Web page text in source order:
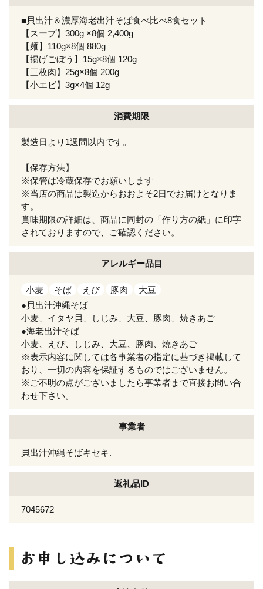
■貝出汁＆濃厚海老出汁そば食べ比べ8食セット
【スープ】300g ×8個 2,400g
【麺】110g×8個 880g
【揚げごぼう】15g×8個 120g
【三枚肉】25g×8個 200g
【小エビ】3g×4個 12g
消費期限
製造日より1週間以内です。
【保存方法】
※保管は冷蔵保存でお願いします
※当店の商品は製造からおおよそ2日でお届けとなりま
す。
賞味期限の詳細は、商品に同封の「作り方の紙」に印字
されておりますので、ご確認ください。
アレルギー品目
小麦 そば えび 豚肉
大豆
●貝出汁沖縄そば
小麦、イタヤ貝、しじみ、大豆、豚肉、焼きあご
●海老出汁そば
小麦、えび、しじみ、大豆、豚肉、焼きあご
※表示内容に関しては各事業者の指定に基づき掲載して
おり、一切の内容を保証するものではございません。
※ご不明の点がございましたら事業者まで直接お問い合
わせ下さい。
事業者
貝出汁沖縄そばキセキ.
返礼品ID
7045672